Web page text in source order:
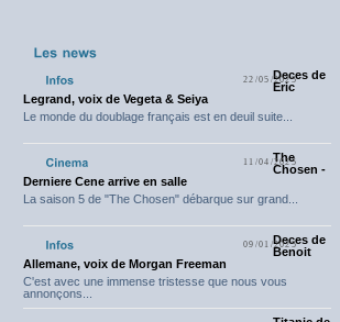
22/05/2025Deces de
Eric
Legrand, voix de Vegeta & Seiya
Le monde du doublage français est en deuil suite...
11/04/2025
The
Chosen -
Derniere Cene arrive en salle
La saison 5 de "The Chosen" débarque sur grand...
09/01/2025Deces de
Benoit
Allemane, voix de Morgan Freeman
C'est avec une immense tristesse que nous vous
annonçons...